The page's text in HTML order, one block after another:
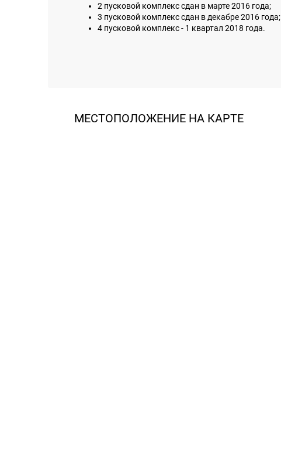
2 пусковой комплекс сдан в марте 2016 года;
3 пусковой комплекс сдан в декабре 2016 года;
4 пусковой комплекс - 1 квартал 2018 года.
МЕСТОПОЛОЖЕНИЕ НА КАРТЕ